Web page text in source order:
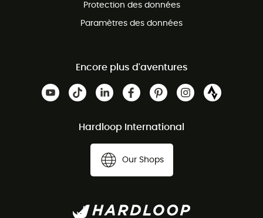
Protection des données
Paramètres des données
Encore plus d'aventures
Hardloop International
Our Shops